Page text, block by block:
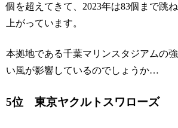
個を超えてきて、2023年は83個まで跳ね
上がっています。
本拠地である千葉マリンスタジアムの強
い風が影響しているのでしょうか…
5位 東京ヤクルトスワローズ